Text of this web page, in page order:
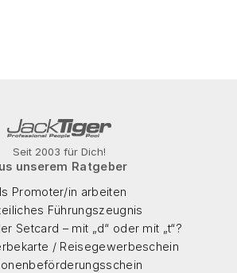
Seit 2003 für Dich!
unserem Ratgeber
Promoter/in arbeiten
Führungszeugnis
Setcard – mit „d“ oder mit „t“?
/ Reisegewerbeschein